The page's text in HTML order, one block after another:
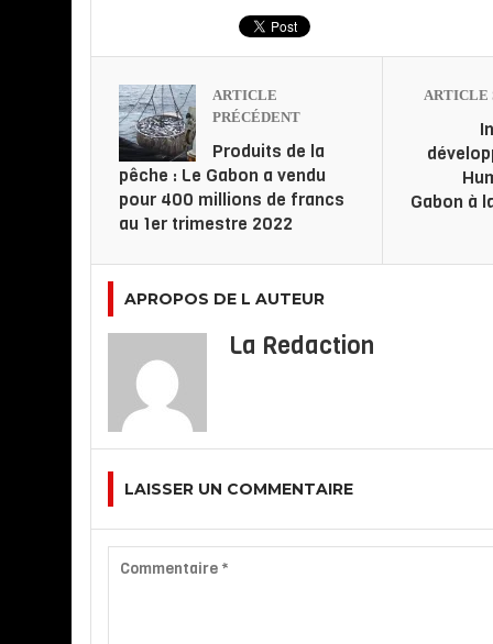
ARTICLE
PRÉCÉDENT
Produits de la
pêche : Le Gabon a vendu
pour 400 millions de francs
au 1er trimestre 2022
ARTICLE
Gabon à
APROPOS DE L AUTEUR
La Redaction
LAISSER UN COMMENTAIRE